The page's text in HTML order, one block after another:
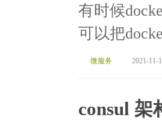
有时候
可以把
微服务 2021-11-
consul 架